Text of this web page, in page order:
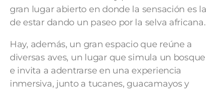
gran lugar abierto en donde la sensación es la
de estar dando un paseo por la selva africana.
Hay, además, un gran espacio que reúne a
diversas aves, un lugar que simula un bosque
e invita a adentrarse en una experiencia
inmersiva, junto a tucanes, guacamayos y